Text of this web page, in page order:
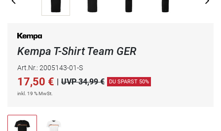
Kempa T-Shirt Team GER
Art.Nr.: 2005143-01-S
17,50 € | UVP 34,99 € DU SPARST 50%
inkl. 19 % MwSt.